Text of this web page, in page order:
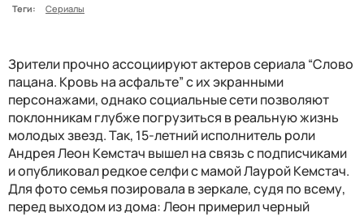
Теги:
Сериалы
Зрители прочно ассоциируют актеров сериала “Слово
пацана. Кровь на асфальте” с их экранными
персонажами, однако социальные сети позволяют
поклонникам глубже погрузиться в реальную жизнь
молодых звезд. Так, 15-летний исполнитель роли
Андрея Леон Кемстач вышел на связь с подписчиками
и опубликовал редкое селфи с мамой Лаурой Кемстач.
Для фото семья позировала в зеркале, судя по всему,
перед выходом из дома: Леон примерил черный